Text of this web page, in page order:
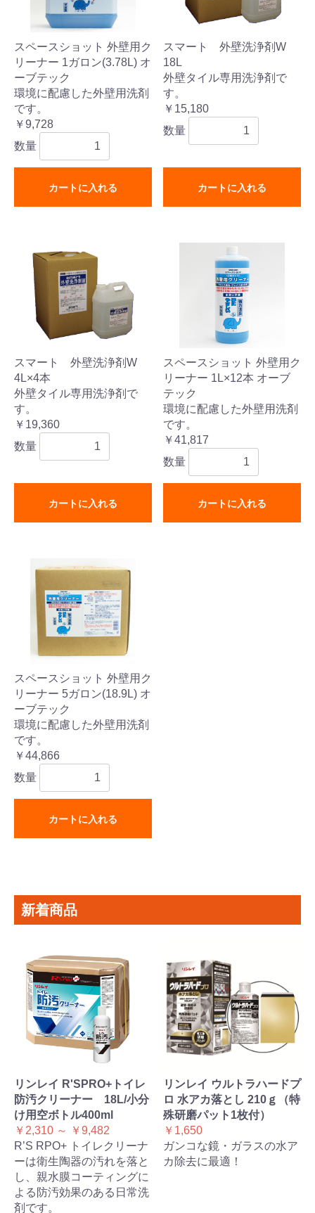
スペースショット 外壁用ク
リーナー 1ガロン(3.78L) オ
ーブテック
環境に配慮した外壁用洗剤
です。
￥9,728
数量
カートに入れる
スマート 外壁洗浄剤W
18L
外壁タイル専用洗浄剤で
す。
￥15,180
数量
カートに入れる
スマート 外壁洗浄剤W
4L×4本
外壁タイル専用洗浄剤で
す。
￥19,360
数量
カートに入れる
スペースショット 外壁用ク
リーナー 1L×12本 オーブ
テック
環境に配慮した外壁用洗剤
です。
￥41,817
数量
カートに入れる
スペースショット 外壁用ク
リーナー 5ガロン(18.9L) オ
ーブテック
環境に配慮した外壁用洗剤
です。
￥44,866
数量
カートに入れる
新着商品
リンレイ R'SPRO+トイレ
防汚クリーナー 18L/小分
け用空ボトル400ml
￥2,310 ～ ￥9,482
R’S RPO+ トイレクリーナ
ーは衛生陶器の汚れを落と
し、親水膜コーティングに
よる防汚効果のある日常洗
剤です。
リンレイ ウルトラハードプ
ロ 水アカ落とし 210ｇ（特
殊研磨パット1枚付）
￥1,650
ガンコな鏡・ガラスの水ア
カ除去に最適！